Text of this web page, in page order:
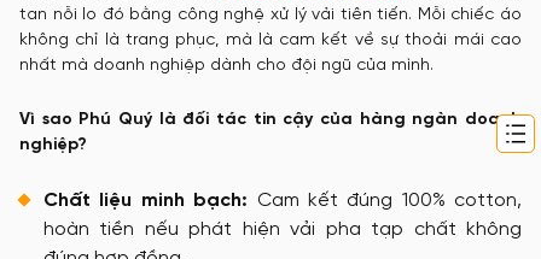
tan nỗi lo đó bằng công nghệ xử lý vải tiên tiến. Mỗi chiếc áo
không chỉ là trang phục, mà là cam kết về sự thoải mái cao
nhất mà doanh nghiệp dành cho đội ngũ của mình.
Vì sao Phú Quý là đối tác tin cậy của hàng ngàn doanh
nghiệp?
Chất liệu minh bạch: Cam kết đúng 100% cotton,
hoàn tiền nếu phát hiện vải pha tạp chất không